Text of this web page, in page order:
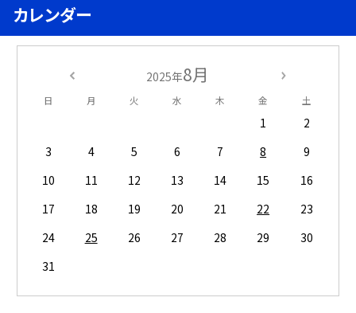
カレンダー
2025年8月
日 月 火 水 木 金 土
1
2
3
4 5 6 7 8
9
10
11 12 13 14 15
16
17
18 19 20 21 22
23
24
25 26 27 28 29
30
31